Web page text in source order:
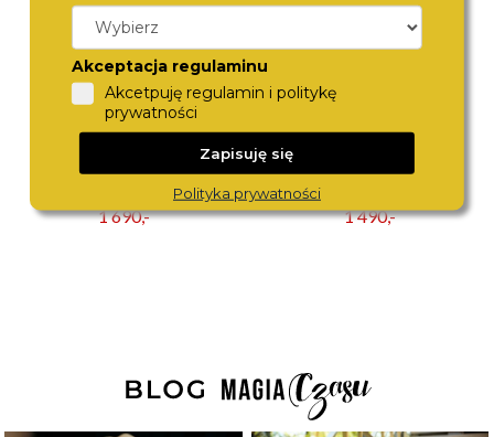
ROAMER
866845 48 35 20
1 690,-
MICHAEL KORS
1 490,-
Akceptacja regulaminu
Akcetpuję regulamin i politykę
prywatności
Zapisuję się
Polityka prywatności